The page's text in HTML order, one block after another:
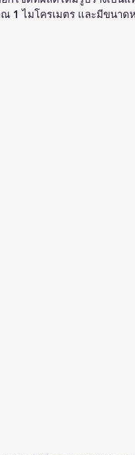
ณ 1 ไมโครเมตร และมีขนา